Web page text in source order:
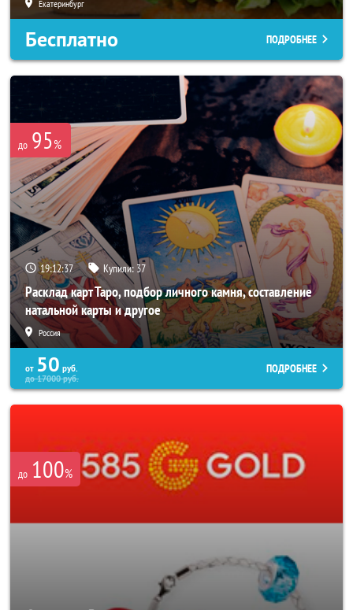
Екатеринбург
Бесплатно ПОДРОБНЕЕ
до 95%
19:12:33 Купили: 37
Расклад карт Таро, подбор личного камня, составление
натальной карты и другое
Россия
от 50 руб.
до17000руб.
ПОДРОБНЕЕ
до 100%